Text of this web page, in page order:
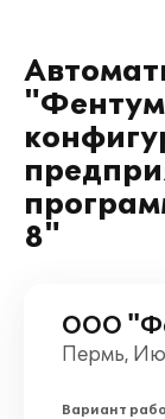
8"
ООО
Пермь,
Вариант